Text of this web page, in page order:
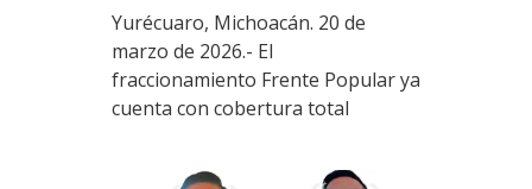
Yurécuaro, Michoacán. 20 de
marzo de 2026.- El
fraccionamiento Frente Popular ya
cuenta con cobertura total